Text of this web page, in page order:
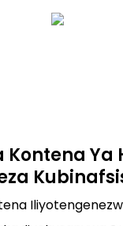
Kontena Ya